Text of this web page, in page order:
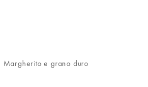
Margherito e grano duro